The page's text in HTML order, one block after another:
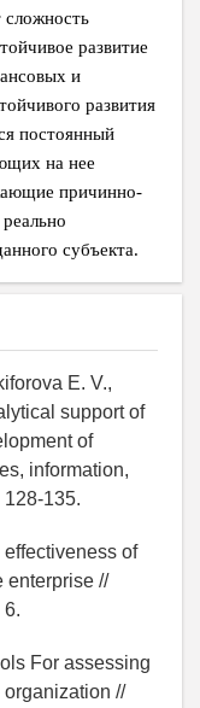
сложность
развитие
и
развития
постоянный
на нее
причинно-
субъекта.
E. V.,
support of
of
information,
128-135.
of
enterprise //
6.
For assessing
//